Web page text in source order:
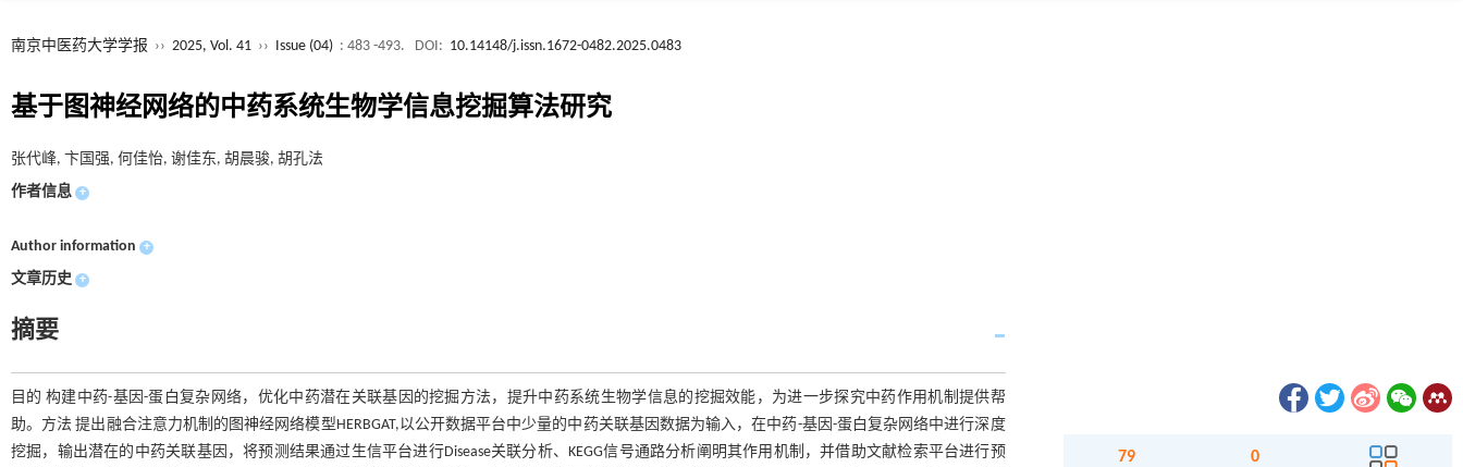
南京中医药大学学报 ›› 2025, Vol. 41 ›› Issue (04) : 483 -493. DOI: 10.14148/j.issn.1672-0482.2025.0483
基于图神经网络的中药系统生物学信息挖掘算法研究
张代峰, 卞国强, 何佳怡, 谢佳东, 胡晨骏, 胡孔法
作者信息 +
Author information +
文章历史 +
摘要
目的 构建中药-基因-蛋白复杂网络，优化中药潜在关联基因的挖掘方法，提升中药系统生物学信息的挖掘效能，为进一步探究中药作用机制提供帮
助。方法 提出融合注意力机制的图神经网络模型HERBGAT,以公开数据平台中少量的中药关联基因数据为输入，在中药-基因-蛋白复杂网络中进行深度
挖掘，输出潜在的中药关联基因，将预测结果通过生信平台进行Disease关联分析、KEGG信号通路分析阐明其作用机制，并借助文献检索平台进行预
79 0